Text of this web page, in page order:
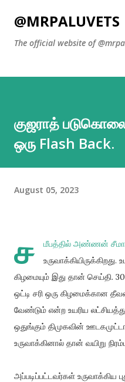
Skip to
@MRPALUVETS
The official website of
குஜராத்
ஒரு Flash Back.
August 05, 2023
ச
மீபத்தில் அண்ணன் சீமான்
கிழமையும் இது தான் செய்தி.
ஒட்டி சரி ஒரு கிழமைக்கான
வேண்டும் என்ற உயரிய
ஒதுங்கும் திமுகவின்
உருவாக்கினால் தான் வயிறு
அப்படிப்பட்டவர்கள் உருவாக்கிய